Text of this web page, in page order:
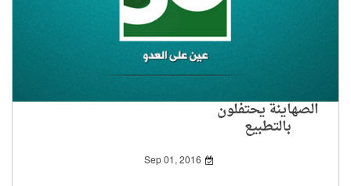
الصهاينة يحتفلون
بالتطبيع
Sep 01, 2016